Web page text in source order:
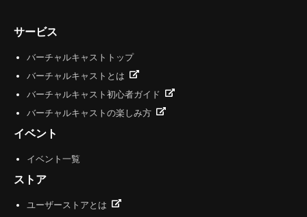
サービス
バーチャルキャストトップ
バーチャルキャストとは
バーチャルキャスト初心者ガイド
バーチャルキャストの楽しみ方
イベント
イベント一覧
ストア
ユーザーストアとは